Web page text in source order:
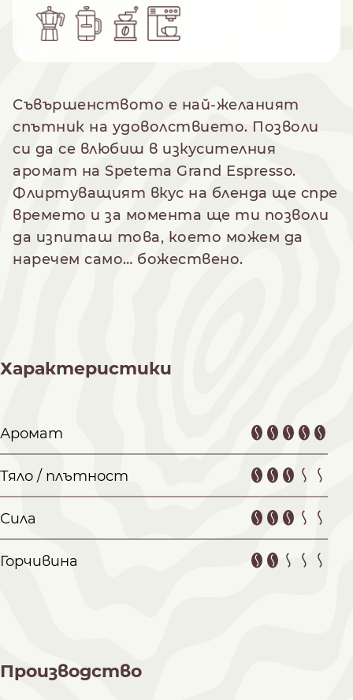
Съвършенството е най-желаният
спътник на удоволствието. Позволи
си да се влюбиш в изкусителния
аромат на Spetema Grand Espresso.
Флиртуващият вкус на бленда ще спре
времето и за момента ще ти позволи
да изпиташ това, което можем да
наречем само… божествено.
Характеристики
Аромат
Тяло / плътност
Сила
Горчивина
Производство